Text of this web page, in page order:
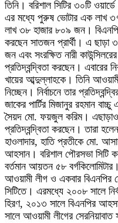
তিনি। বরিশাল সিটির ৩০টি
এর মধ্যে পুরুষ ভোটার এক লাখ
লাখ ৩৮ হাজার ৮০৯ জন।
করছেন সাতজন প্রার্থী। এ ছাড়া
জন এবং সংরক্ষিত নারী
প্রতিদ্বন্দ্বিতা করছেন। এবারের
খায়ের আব্দুল্লাহকে। তিনি
নিচ্ছেন। নির্বাচনে তার
জাকের পার্টির মিজানুর রহমান
সৈয়দ মো. ফয়জুল করিম। এছাড়াও
প্রতিদ্বন্দ্বিতা করছেন। তারা
হাওলাদার, হাতি প্রতীকে মো.
আহসান। বরিশাল পৌরসভা সিটি
বর্তমান আয়তন ৫৮
আওয়ামী লীগ ও একবার বিএনপির
সিটিতে। এরমধ্যে ২০০৮ সালে
হিরণ, ২০১৩ সালে বিএনপির
সালে আওয়ামী লীগের